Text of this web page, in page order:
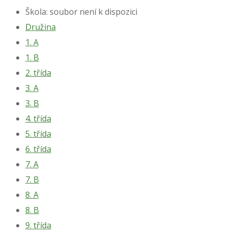
Škola: soubor není k dispozici
Družina
1. A
1. B
2. třída
3. A
3. B
4. třída
5. třída
6. třída
7. A
7. B
8. A
8. B
9. třída